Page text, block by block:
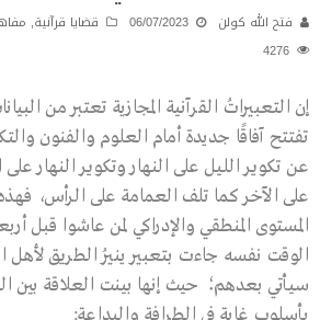
فتح الله كولن 06/07/2023 قضايا قرآنية,
إن التعبيراتُ القرآنية المجازية تعتبر من
تفتتح آفاقًا جديدة أمام العلوم والفنون
عن تكوير الليل على النهار وتكوير النهار
على الآخر كما تلف العمامة على الرأس،
المستوى المنطقي والإدراكي لمن عاشوا قبل
الوقت نفسه جاءت بتعبير ينيرُ الطريق
سيأتي بعدهم؛ حيث إنها بينت العلاقة بين
بأسلوب غاية في الطرافة والبداعة: